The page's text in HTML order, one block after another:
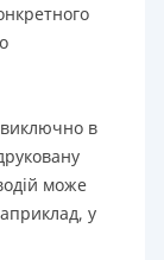
виключно в
може
у